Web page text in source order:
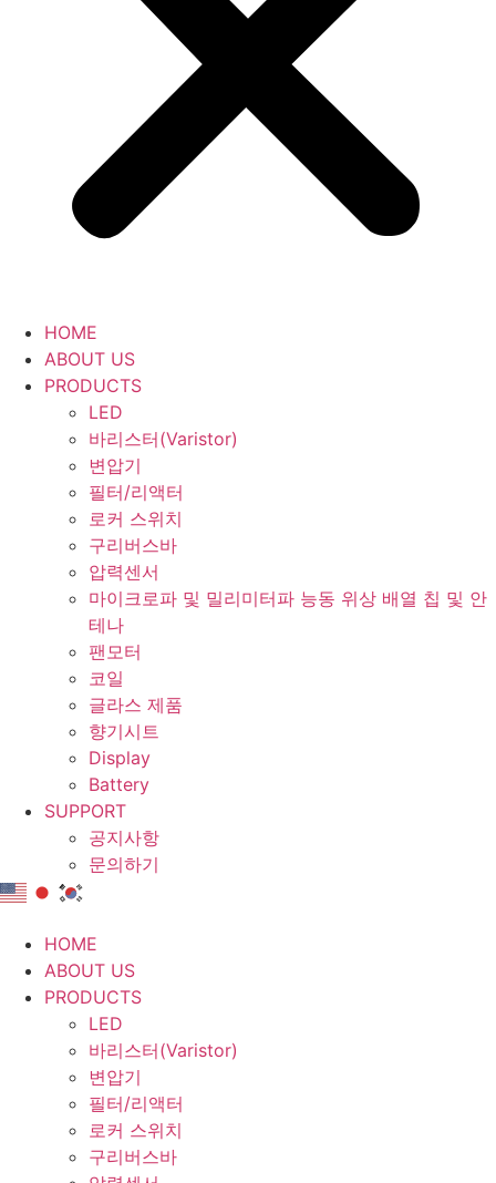
HOME
ABOUT US
PRODUCTS
LED
바리스터(Varistor)
변압기
필터/리액터
로커 스위치
구리버스바
압력센서
마이크로파 및 밀리미터파 능동 위상 배열 칩 및 안
테나
팬모터
코일
글라스 제품
향기시트
Display
Battery
SUPPORT
공지사항
문의하기
HOME
ABOUT US
PRODUCTS
LED
바리스터(Varistor)
변압기
필터/리액터
로커 스위치
구리버스바